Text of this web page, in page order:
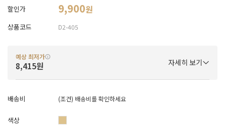
할인가 9,900원
상품코드 D2-405
예상 최저가
8,415원 자세히 보기
배송비 (조건) 배송비를 확인하세요
색상